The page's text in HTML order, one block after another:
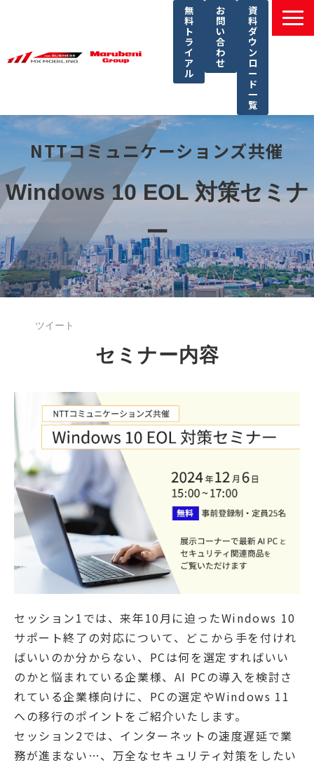
無
料
ト
ラ
イ
ア
ル
お
問
い
合
わ
せ
資
料
ダ
ウ
ン
ロ
ー
ド
一
覧
選ばれる理由
課題別ソリューション一覧
サービス一覧
導入事例
セミナー
コラム
よくあるご質問
NTTコミュニケーションズ共催
Windows 10 EOL 対策セミナ
ー
ツイート
セミナー内容
セッション1では、来年10月に迫ったWindows 10
サポート終了の対応について、どこから手を付けれ
ばいいのか分からない、PCは何を選定すればいい
のかと悩まれている企業様、AI PCの導入を検討さ
れている企業様向けに、PCの選定やWindows 11
への移行のポイントをご紹介いたします。
セッション2では、インターネットの速度遅延で業
務が進まない…、万全なセキュリティ対策をしたい